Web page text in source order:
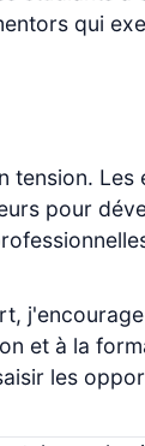
qui
tension. Les
pour
et à la
les